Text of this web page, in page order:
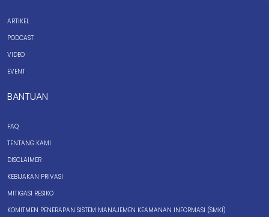
ARTIKEL
PODCAST
VIDEO
EVENT
BANTUAN
FAQ
TENTANG KAMI
DISCLAIMER
KEBIJAKAN PRIVASI
MITIGASI RESIKO
KOMITMEN PENERAPAN SISTEM MANAJEMEN KEAMANAN INFORMASI (SMKI)